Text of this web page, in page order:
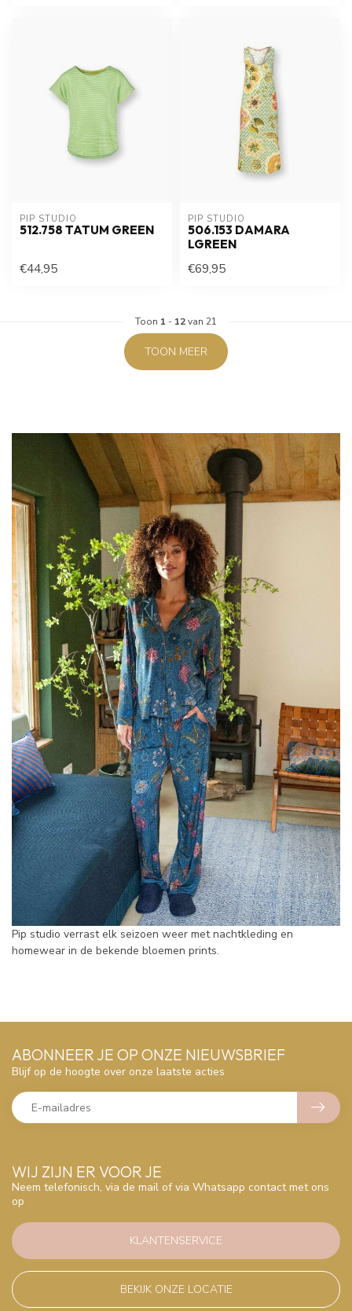
PIP STUDIO
512.758 TATUM GREEN
€44,95
PIP STUDIO
506.153 DAMARA
LGREEN
€69,95
Toon 1 - 12van 21
TOON MEER
Pip studio verrast elk seizoen weer met nachtkleding en
homewear in de bekende bloemen prints.
WIJ ZIJN ER VOOR JE
Neem telefonisch, via de mail of via Whatsapp contact met ons
op
KLANTENSERVICE
BEKIJK ONZE LOCATIE
ABONNEER JE OP ONZE NIEUWSBRIEF
Blijf op de hoogte over onze laatste acties